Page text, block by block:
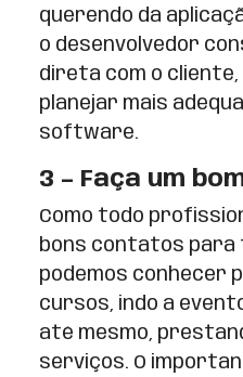
querendo da
o desenvolvedor
direta com o
planejar mais
software.
3 – Faça um
Como todo
bons contatos para
podemos conhecer
cursos, indo a
até mesmo,
serviços. O